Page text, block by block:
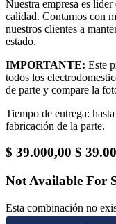
Nuestra empresa es
calidad. Contamos con
nuestros clientes a
estado.
IMPORTANTE: Este
todos los
de parte y compare la
Tiempo de entrega:
fabricación de la parte.
$ 39.000,00 $
Not Available For
Esta combinación no